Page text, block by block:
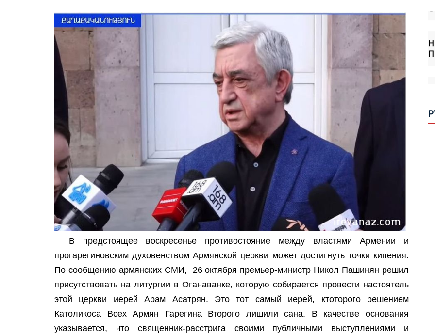
В предстоящее воскресенье противостояние между властями Армении и
прогарегиновским духовенством Армянской церкви может достигнуть точки кипения.
По сообщению армянских СМИ, 26 октября премьер-министр Никол Пашинян решил
присутствовать на литургии в Оганаванке, которую собирается провести настоятель
этой церкви иерей Арам Асатрян. Это тот самый иерей, ктоторого решением
Католикоса Всех Армян Гарегина Второго лишили сана. В качестве основания
указывается, что священник-расстрига своими публичными выступлениями и